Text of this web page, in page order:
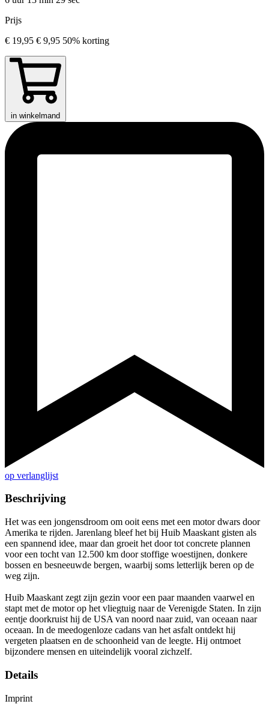
Prijs
€ 19,95 € 9,95 50% korting
in winkelmand
op verlanglijst
Beschrijving
Het was een jongensdroom om ooit eens met een motor dwars door
Amerika te rijden. Jarenlang bleef het bij Huib Maaskant gisten als
een spannend idee, maar dan groeit het door tot concrete plannen
voor een tocht van 12.500 km door stoffige woestijnen, donkere
bossen en besneeuwde bergen, waarbij soms letterlijk beren op de
weg zijn.
Huib Maaskant zegt zijn gezin voor een paar maanden vaarwel en
stapt met de motor op het vliegtuig naar de Verenigde Staten. In zijn
eentje doorkruist hij de USA van noord naar zuid, van oceaan naar
oceaan. In de meedogenloze cadans van het asfalt ontdekt hij
vergeten plaatsen en de schoonheid van de leegte. Hij ontmoet
bijzondere mensen en uiteindelijk vooral zichzelf.
Details
Imprint